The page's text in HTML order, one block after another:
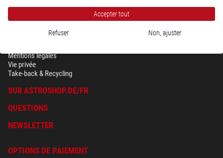
SÉCURITÉ & VIE PRIVÉE
Mentions légales
Vie privée
Take-back & Recycling
SUR ASTROSHOP.DE/FR
QUESTIONS
NEWSLETTER
OPTIONS DE PAIEMENT
Accepter tout
Refuser Non, ajuster